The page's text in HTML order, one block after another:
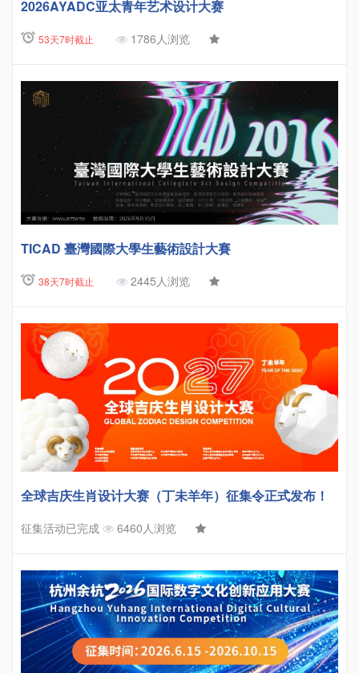
2026AYADC亚太青年艺术设计大赛
53天7时截止 1786人浏览
TICAD 臺灣國際大學生藝術設計大賽
38天7时截止 2445人浏览
全球吉庆生肖设计大赛（丁未羊年）征集令正式发布！
征集活动已完成 6460人浏览